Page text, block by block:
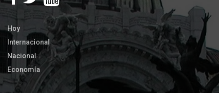
Hoy
Internacional
Nacional
Economía